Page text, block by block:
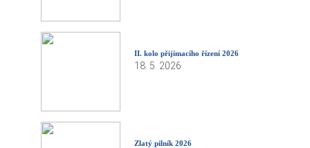
II. kolo přijímacího řízení 2026
18. 5. 2026
Zlatý pilník 2026